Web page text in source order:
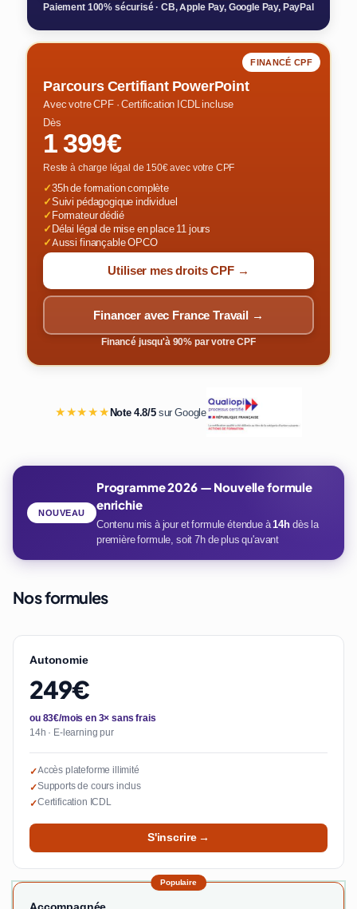
Paiement 100% sécurisé · CB, Apple Pay, Google Pay, PayPal
FINANCÉ CPF
Parcours Certifiant PowerPoint
Avec votre CPF · Certification ICDL incluse
Dès
1 399€
Reste à charge légal de 150€ avec votre CPF
✓35h de formation complète
✓Suivi pédagogique individuel
✓Formateur dédié
✓Délai légal de mise en place 11 jours
✓Aussi finançable OPCO
Utiliser mes droits CPF →
Financer avec France Travail →
Financé jusqu'à 90% par votre CPF
★★★★★Note 4.8/5sur Google
Programme 2026 — Nouvelle formule
enrichie
Contenu mis à jour et formule étendue à14hdès la
première formule, soit 7h de plus qu'avant
NOUVEAU
Nos formules
Autonomie
249€
ou 83€/mois en 3× sans frais
14h · E-learning pur
✓Accès plateforme illimité
✓Supports de cours inclus
✓Certification ICDL
S'inscrire →
Populaire